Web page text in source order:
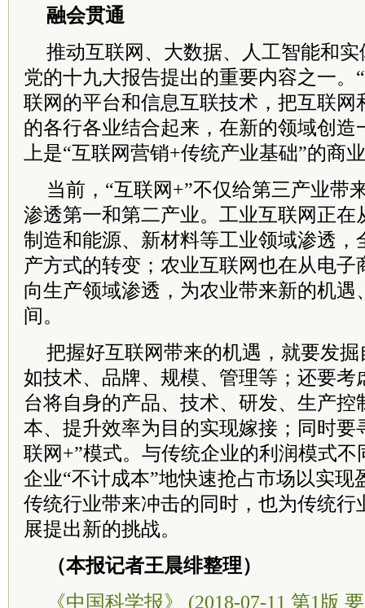
融会贯通
推动互联网、大数据、人工智能和
党的十九大报告提出的重要内容之一。
联网的平台和信息互联技术，把互联网
的各行各业结合起来，在新的领域创造
上是“互联网营销+传统产业基础”的商
当前，“互联网+”不仅给第三产业带
渗透第一和第二产业。工业互联网正在
制造和能源、新材料等工业领域渗透，
产方式的转变；农业互联网也在从电子
向生产领域渗透，为农业带来新的机遇
间。
把握好互联网带来的机遇，就要发掘
如技术、品牌、规模、管理等；还要考
台将自身的产品、技术、研发、生产控
本、提升效率为目的实现嫁接；同时要
联网+”模式。与传统企业的利润模式
企业“不计成本”地快速抢占市场以实现
传统行业带来冲击的同时，也为传统行
展提出新的挑战。
（本报记者王晨绯整理）
《中国科学报》 (2018-07-11 第1版